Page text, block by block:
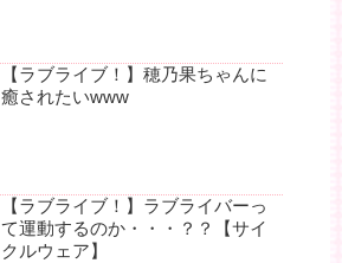
【ラブライブ！】穂乃果ちゃんに
癒されたいwww
【ラブライブ！】ラブライバーっ
て運動するのか・・・？？【サイ
クルウェア】